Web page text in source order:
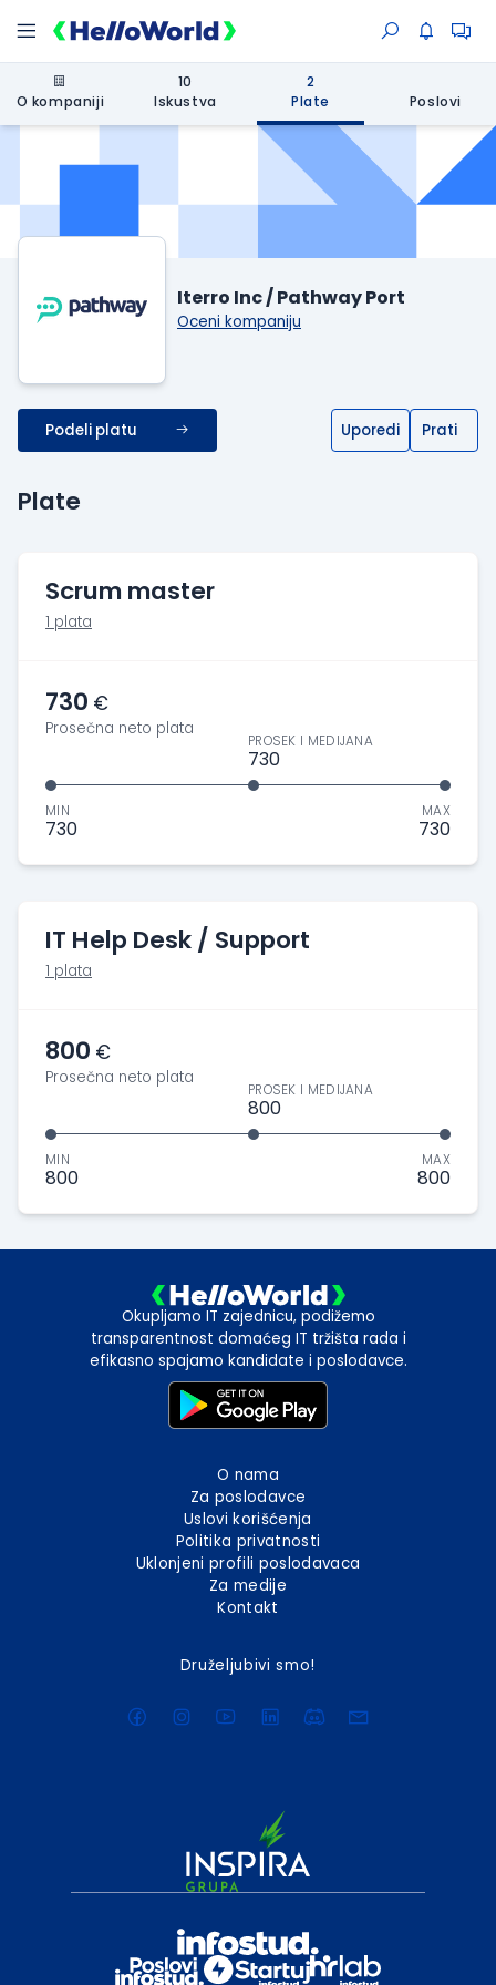
O kompaniji
10
Iskustva
2
Plate
Poslovi
Iterro Inc / Pathway Port
Oceni kompaniju
Podeli platu Uporedi Prati
Plate
Scrum master
1 plata
730 €
Prosečna neto plata
MIN
730
PROSEK I MEDIJANA
730
MAX
730
IT Help Desk / Support
1 plata
800 €
Prosečna neto plata
MIN
800
PROSEK I MEDIJANA
800
MAX
800
Okupljamo IT zajednicu, podižemo
transparentnost domaćeg IT tržišta rada i
efikasno spajamo kandidate i poslodavce.
O nama
Za poslodavce
Uslovi korišćenja
Politika privatnosti
Uklonjeni profili poslodavaca
Za medije
Kontakt
Druželjubivi smo!